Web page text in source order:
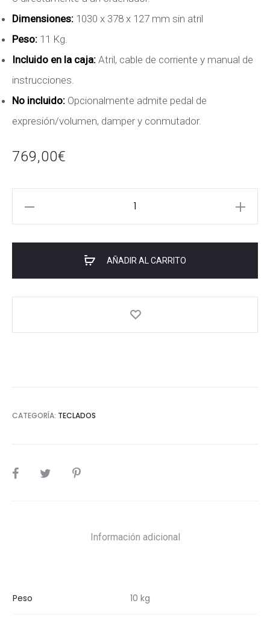
Dimensiones: 1030 x 378 x 127 mm sin atril
Peso: 11 Kg.
Incluido en la caja: Atril, cable de corriente y manual de
instrucciones.
No incluido: Opcionalmente admite pedal de
expresión/volumen, damper y conmutador.
769,00€
AÑADIR AL CARRITO
CATEGORÍA: TECLADOS
SHARE
Información adicional
Peso 10 kg